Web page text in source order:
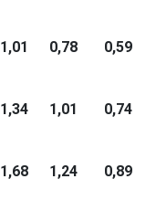
1,01 0,78 0,59
1,34 1,01 0,74
1,68 1,24 0,89